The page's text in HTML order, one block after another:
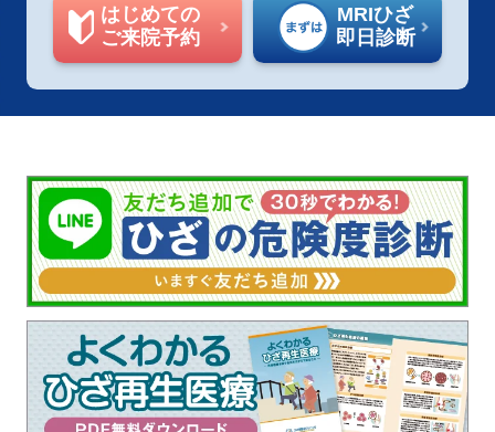
はじめての
ご来院予約
MRIひざ
即日診断